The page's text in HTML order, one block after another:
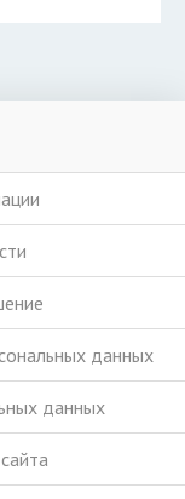
данных
данных